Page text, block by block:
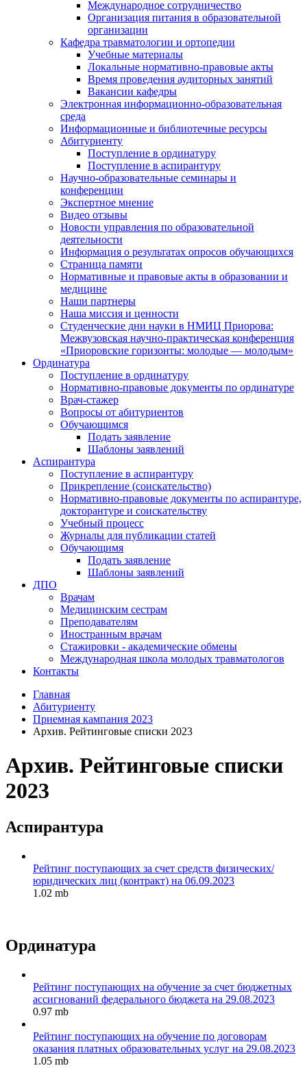
Международное сотрудничество
Организация питания в образовательной
организации
Кафедра травматологии и ортопедии
Учебные материалы
Локальные нормативно-правовые акты
Время проведения аудиторных занятий
Вакансии кафедры
Электронная информационно-образовательная
среда
Информационные и библиотечные ресурсы
Абитуриенту
Поступление в ординатуру
Поступление в аспирантуру
Научно-образовательные семинары и
конференции
Экспертное мнение
Видео отзывы
Новости управления по образовательной
деятельности
Информация о результатах опросов обучающихся
Страница памяти
Нормативные и правовые акты в образовании и
медицине
Наши партнеры
Наша миссия и ценности
Студенческие дни науки в НМИЦ Приорова:
Межвузовская научно-практическая конференция
«Приоровские горизонты: молодые — молодым»
Ординатура
Поступление в ординатуру
Нормативно-правовые документы по ординатуре
Врач-стажер
Вопросы от абитуриентов
Обучающимся
Подать заявление
Шаблоны заявлений
Аспирантура
Поступление в аспирантуру
Прикрепление (соискательство)
Нормативно-правовые документы по аспирантуре,
докторантуре и соискательству
Учебный процесс
Журналы для публикации статей
Обучающимя
Подать заявление
Шаблоны заявлений
ДПО
Врачам
Медицинским сестрам
Преподавателям
Иностранным врачам
Стажировки - академические обмены
Международная школа молодых травматологов
Контакты
Главная
Абитуриенту
Приемная кампания 2023
Архив. Рейтинговые списки 2023
Архив. Рейтинговые списки
2023
Аспирантура
Рейтинг поступающих за счет средств физических/
юридических лиц (контракт) на 06.09.2023
1.02 mb
Ординатура
Рейтинг поступающих на обучение за счет бюджетных
ассигнований федерального бюджета на 29.08.2023
0.97 mb
Рейтинг поступающих на обучение по договорам
оказания платных образовательных услуг на 29.08.2023
1.05 mb